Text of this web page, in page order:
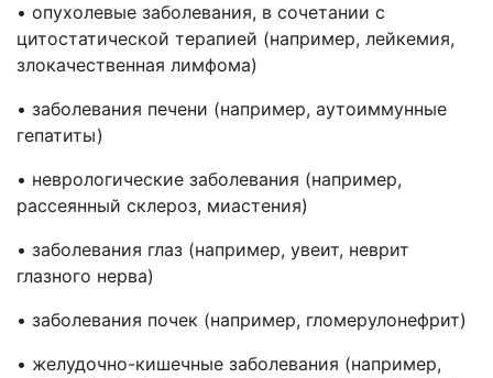
• опухолевые заболевания, в сочетании с
цитостатической терапией (например, лейкемия,
злокачественная лимфома)
• заболевания печени (например, аутоиммунные
гепатиты)
• неврологические заболевания (например,
рассеянный склероз, миастения)
• заболевания глаз (например, увеит, неврит
глазного нерва)
• заболевания почек (например, гломерулонефрит)
• желудочно-кишечные заболевания (например,